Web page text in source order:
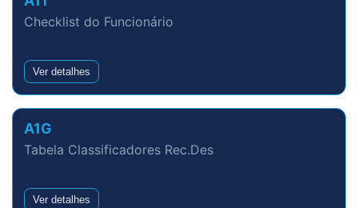
Checklist do Funcionário
Ver detalhes
A1G
Tabela Classificadores Rec.Des
Ver detalhes